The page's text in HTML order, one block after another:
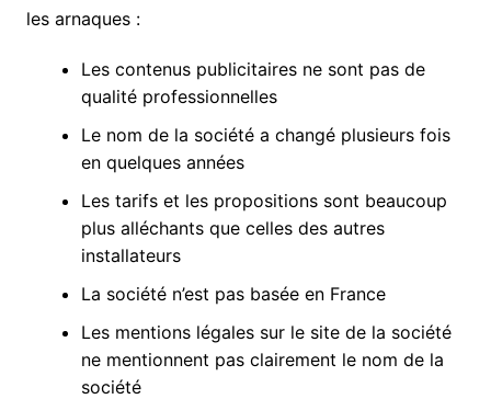
les arnaques :
Les contenus publicitaires ne sont pas de
qualité professionnelles
Le nom de la société a changé plusieurs fois
en quelques années
Les tarifs et les propositions sont beaucoup
plus alléchants que celles des autres
installateurs
La société n’est pas basée en France
Les mentions légales sur le site de la société
ne mentionnent pas clairement le nom de la
société